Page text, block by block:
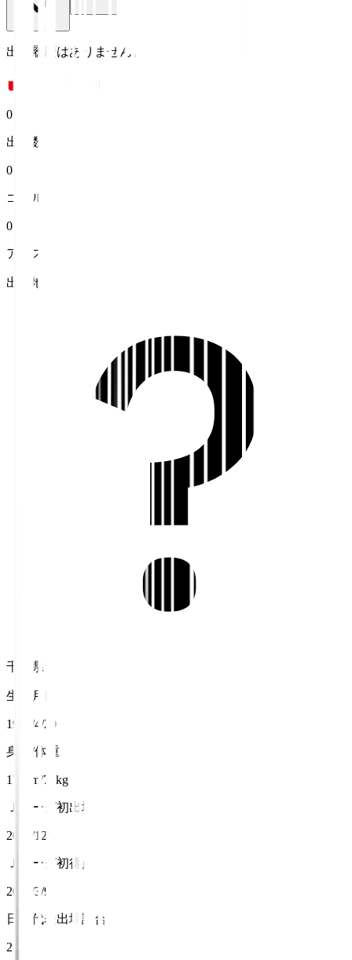
出場履歴はありません。
0
出場数
0
ゴール
0
アシスト
出身地
千葉県
生年月日
1993/4/20
身長/体重
174cm/71kg
Ｊリーグ初出場
2012/12/1
Ｊリーグ初得点
2014/3/9
日本代表出場試合数
2